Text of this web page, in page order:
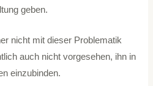
geben.
nicht mit dieser Problematik
auch nicht vorgesehen, ihn in
einzubinden.